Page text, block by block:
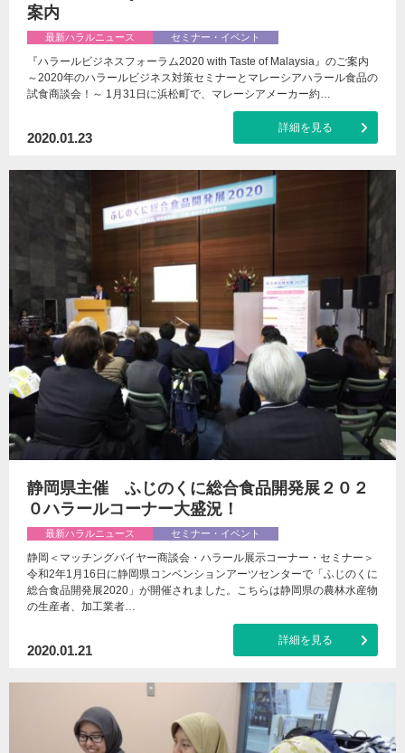
案内
最新ハラルニュース セミナー・イベント
『ハラールビジネスフォーラム2020 with Taste of Malaysia』のご案内
～2020年のハラールビジネス対策セミナーとマレーシアハラール食品の
試食商談会！～ 1月31日に浜松町で、マレーシアメーカー約…
2020.01.23
詳細を見る
静岡県主催 ふじのくに総合食品開発展２０２
０ハラールコーナー大盛況！
最新ハラルニュース セミナー・イベント
静岡＜マッチングバイヤー商談会・ハラール展示コーナー・セミナー＞
令和2年1月16日に静岡県コンベンションアーツセンターで「ふじのくに
総合食品開発展2020」が開催されました。こちらは静岡県の農林水産物
の生産者、加工業者…
2020.01.21
詳細を見る